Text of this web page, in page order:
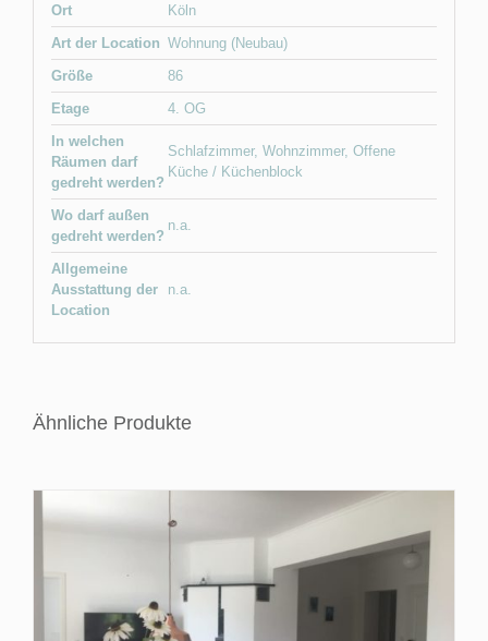
Ort
Köln
Art der Location Wohnung (Neubau)
Größe
86
Etage
4. OG
In welchen
Räumen darf
gedreht werden?
Schlafzimmer, Wohnzimmer, Offene
Küche / Küchenblock
Wo darf außen
gedreht werden?
n.a.
Allgemeine
Ausstattung der
Location
n.a.
Ähnliche Produkte